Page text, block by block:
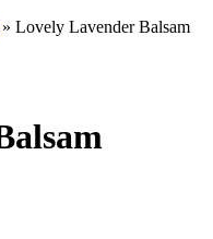
Lovely Lavender Balsam